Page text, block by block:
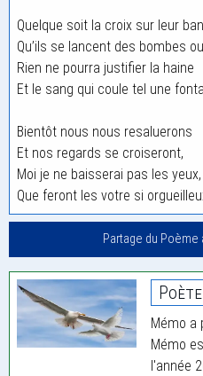
Quelque soit la croix sur leur
Qu’ils se lancent des bombes
Rien ne pourra justifier la haine
Et le sang qui coule tel une
Bientôt nous nous resaluerons
Et nos regards se croiseront,
Moi je ne baisserai pas les yeux,
Que feront les votre si
Partage du
Mémo a
Mémo
l'année